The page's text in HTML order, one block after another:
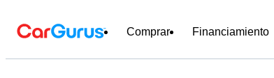
Comprar Financiamiento